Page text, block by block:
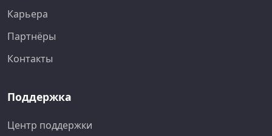
Карьера
Партнёры
Контакты
Поддержка
Центр поддержки